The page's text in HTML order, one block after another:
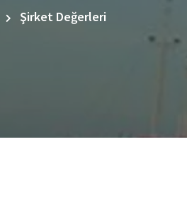
Şirket Değerleri